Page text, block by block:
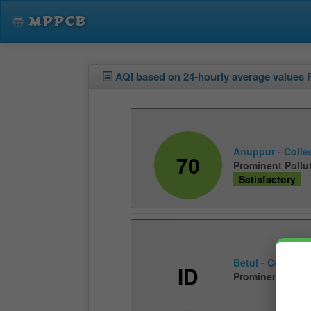
MPPCB
AQI based on 24-hourly average values
70 Anuppur -
Prominent
Satisfactory
ID Betul -
Prominent